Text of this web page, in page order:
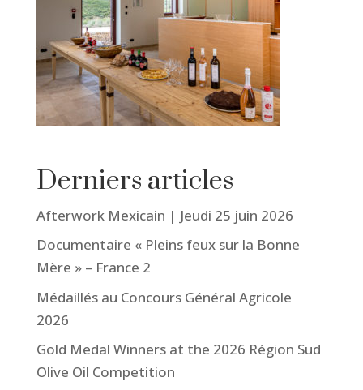
Derniers articles
Afterwork Mexicain | Jeudi 25 juin 2026
Documentaire « Pleins feux sur la Bonne
Mère » – France 2
Médaillés au Concours Général Agricole
2026
Gold Medal Winners at the 2026 Région Sud
Olive Oil Competition